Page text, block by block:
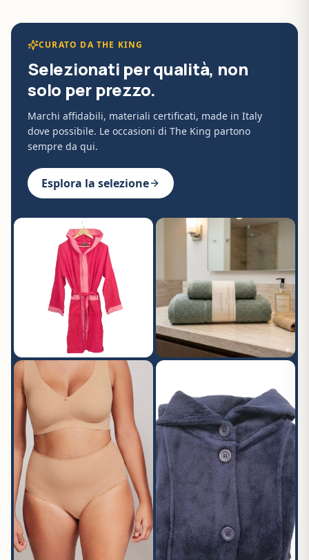
CURATO DA THE KING
Selezionati per qualità, non
solo per prezzo.
Marchi affidabili, materiali certificati, made in Italy
dove possibile. Le occasioni di The King partono
sempre da qui.
Esplora la selezione